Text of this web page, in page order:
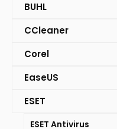
BUHL
CCleaner
Corel
EaseUS
ESET
ESET Antivirus